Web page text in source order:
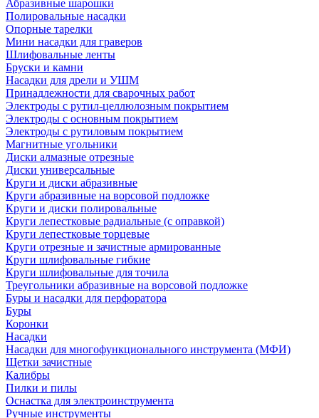
Абразивные шарошки
Полировальные насадки
Опорные тарелки
Мини насадки для граверов
Шлифовальные ленты
Бруски и камни
Насадки для дрели и УШМ
Принадлежности для сварочных работ
Электроды с рутил-целлюлозным покрытием
Электроды с основным покрытием
Электроды с рутиловым покрытием
Магнитные угольники
Диски алмазные отрезные
Диски универсальные
Круги и диски абразивные
Круги абразивные на ворсовой подложке
Круги и диски полировальные
Круги лепестковые радиальные (с оправкой)
Круги лепестковые торцевые
Круги отрезные и зачистные армированные
Круги шлифовальные гибкие
Круги шлифовальные для точила
Треугольники абразивные на ворсовой подложке
Буры и насадки для перфоратора
Буры
Коронки
Насадки
Насадки для многофункционального инструмента (МФИ)
Щетки зачистные
Калибры
Пилки и пилы
Оснастка для электроинструмента
Ручные инструменты